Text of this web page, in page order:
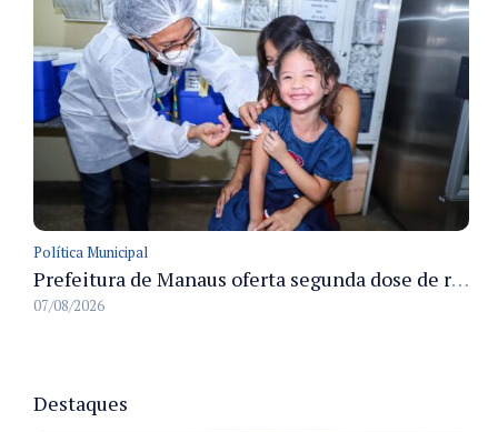
Política Municipal
Prefeitura de Manaus oferta segunda dose de reforço da vacina contra a poliomielite para crianças de 4 anos durante Campanha de Multivacinação 2026
07/08/2026
Destaques